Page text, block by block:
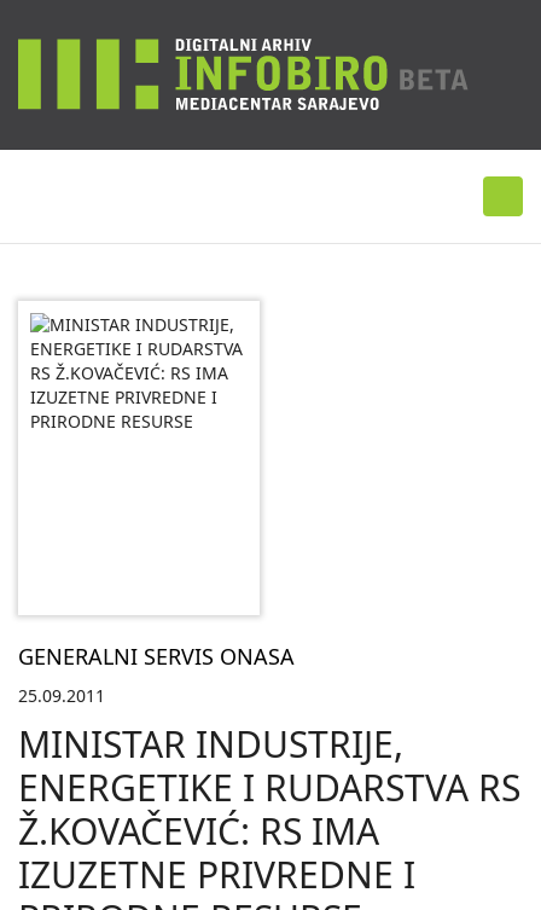
GENERALNI SERVIS ONASA
25.09.2011
MINISTAR INDUSTRIJE,
ENERGETIKE I RUDARSTVA RS
Ž.KOVAČEVIĆ: RS IMA
IZUZETNE PRIVREDNE I